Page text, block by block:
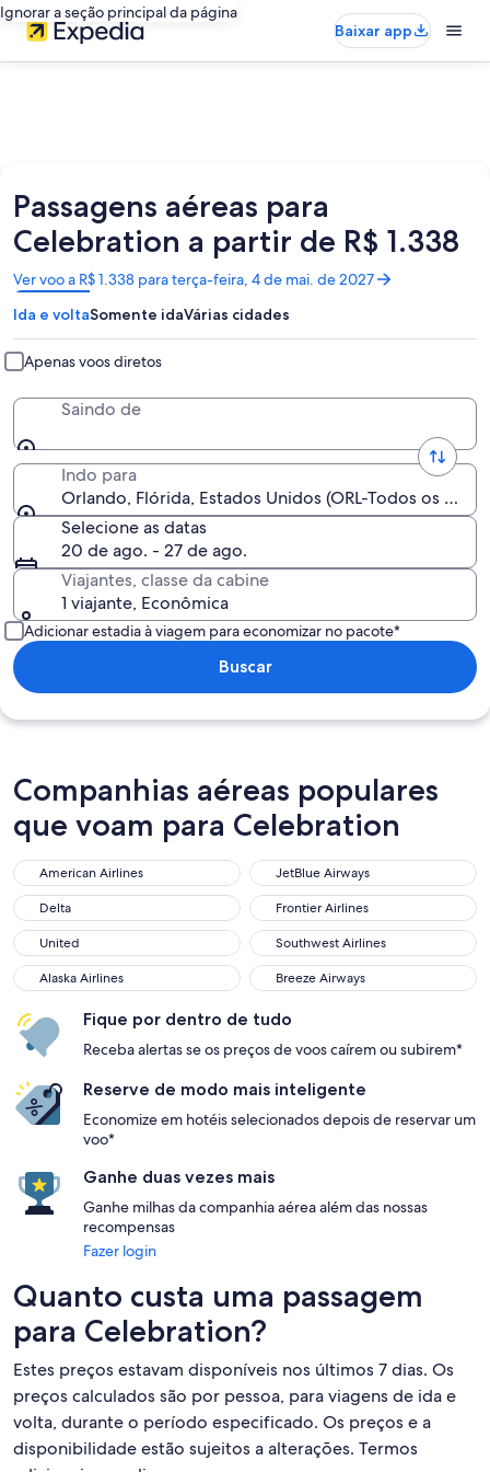
Ignorar a seção principal da página
Baixar app
Passagens aéreas para
Celebration a partir de R$ 1.338
Ver voo a R$ 1.338 para terça-feira, 4 de mai. de 2027
Abre
em
uma
nova
janela
Ida e voltaSomente idaVárias cidades
Apenas voos diretos
Saindo de
Indo para
Orlando, Flórida, Estados Unidos (ORL-Todos os
Selecione as datas
20 de ago. - 27 de ago.
Viajantes, classe da cabine
1 viajante, Econômica
Adicionar estadia à viagem para economizar no pacote*
Buscar
Companhias aéreas populares
que voam para Celebration
American Airlines
American Airlines JetBlue Airways
JetBlue Airways
Delta
Delta Frontier Airlines
Frontier Airlines
United
United Southwest Airlines
Southwest Airlines
Alaska Airlines
Alaska Airlines Breeze Airways
Breeze Airways
Fique por dentro de tudo
Receba alertas se os preços de voos caírem ou subirem*
Reserve de modo mais inteligente
Economize em hotéis selecionados depois de reservar um
voo*
Ganhe duas vezes mais
Ganhe milhas da companhia aérea além das nossas
recompensas
Fazer login
Quanto custa uma passagem
para Celebration?
Estes preços estavam disponíveis nos últimos 7 dias. Os
preços calculados são por pessoa, para viagens de ida e
volta, durante o período especificado. Os preços e a
disponibilidade estão sujeitos a alterações. Termos